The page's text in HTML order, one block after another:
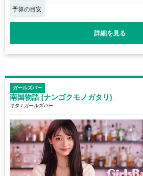
予算の目安
詳細を見る
ガールズバー
南国物語 (ナンゴクモノガタリ)
キタ / ガールズバー